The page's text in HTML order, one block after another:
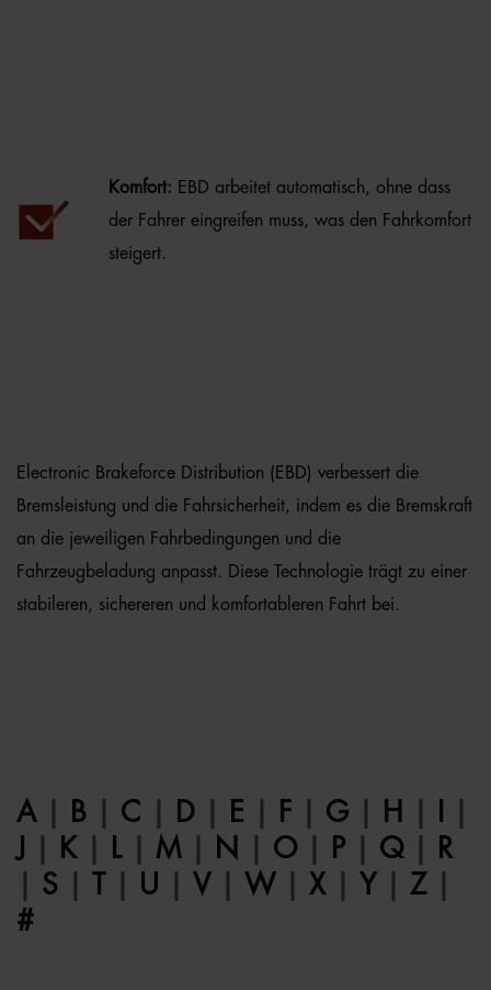
Komfort: EBD arbeitet automatisch, ohne dass
der Fahrer eingreifen muss, was den Fahrkomfort
steigert.
Electronic Brakeforce Distribution (EBD) verbessert die
Bremsleistung und die Fahrsicherheit, indem es die Bremskraft
an die jeweiligen Fahrbedingungen und die
Fahrzeugbeladung anpasst. Diese Technologie trägt zu einer
stabileren, sichereren und komfortableren Fahrt bei.
A| B C D E F G H
J
K L| M| N O| P Q|
R
S U V W X Y Z|
#